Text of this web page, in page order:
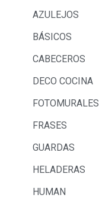
AZULEJOS
BÁSICOS
CABECEROS
DECO COCINA
FOTOMURALES
FRASES
GUARDAS
HELADERAS
HUMAN